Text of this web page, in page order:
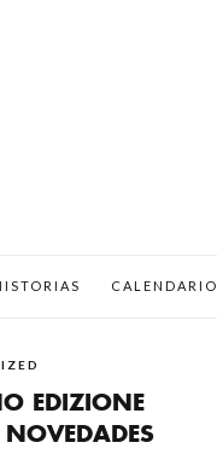
CALENDARIO
EDIZIONE